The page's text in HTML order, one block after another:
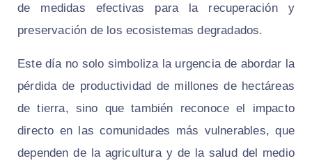
de medidas efectivas para la recuperación y
preservación de los ecosistemas degradados.
Este día no solo simboliza la urgencia de abordar la
pérdida de productividad de millones de hectáreas
de tierra, sino que también reconoce el impacto
directo en las comunidades más vulnerables, que
dependen de la agricultura y de la salud del medio